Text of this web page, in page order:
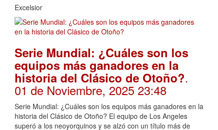
Excelsior
Serie Mundial: ¿Cuáles son los
equipos más ganadores en la
historia del Clásico de Otoño?.
01 de Noviembre, 2025 23:48
Serie Mundial: ¿Cuáles son los equipos más ganadores en la
historia del Clásico de Otoño? El equipo de Los Angeles
superó a los neoyorquinos y se alzó con un título más de